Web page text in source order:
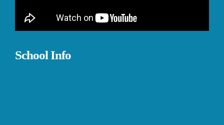
School Info